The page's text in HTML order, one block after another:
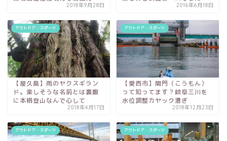
2018年9月28日 2016年6月18日
アウトドア・スポーツ
【屋久島】雨のヤクスギラン
ド。楽しそうな名前とは裏腹
に本格登山なんで心して
2018年4月17日
アウトドア・スポーツ
【愛西市】閘門（こうもん）
って知ってます？岐阜三川を
水位調整カヤック漕ぎ
2018年12月23日
アウトドア・スポーツ アウトドア・スポーツ